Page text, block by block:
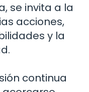
se invita a la
acciones,
y la
continua